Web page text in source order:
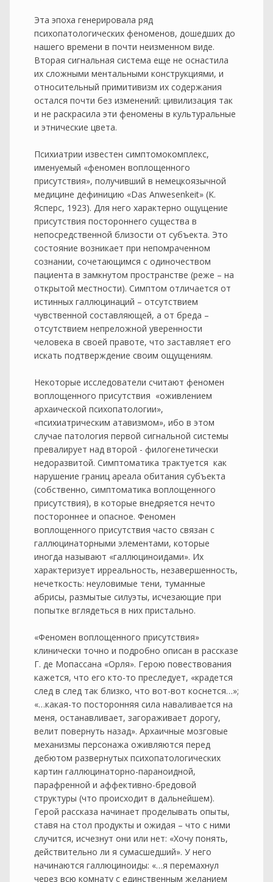
Эта эпоха генерировала ряд
психопатологических феноменов, дошедших до
нашего времени в почти неизменном виде.
Вторая сигнальная система еще не оснастила
их сложными ментальными конструкциями, и
относительный примитивизм их содержания
остался почти без изменений: цивилизация так
и не раскрасила эти феномены в культуральные
и этнические цвета.
Психиатрии известен симптомокомплекс,
именуемый «феномен воплощенного
присутствия», получивший в немецкоязычной
медицине дефиницию «Das Anwesenkeit» (К.
Ясперс, 1923). Для него характерно ощущение
присутствия постороннего существа в
непосредственной близости от субъекта. Это
состояние возникает при непомраченном
сознании, сочетающимся с одиночеством
пациента в замкнутом пространстве (реже – на
открытой местности). Симптом отличается от
истинных галлюцинаций – отсутствием
чувственной составляющей, а от бреда –
отсутствием непреложной уверенности
человека в своей правоте, что заставляет его
искать подтверждение своим ощущениям.
Некоторые исследователи считают феномен
воплощенного присутствия «оживлением
архаической психопатологии»,
«психиатрическим атавизмом», ибо в этом
случае патология первой сигнальной системы
превалирует над второй - филогенетически
недоразвитой. Симптоматика трактуется как
нарушение границ ареала обитания субъекта
(собственно, симптоматика воплощенного
присутствия), в которые внедряется нечто
постороннее и опасное. Феномен
воплощенного присутствия часто связан с
галлюцинаторными элементами, которые
иногда называют «галлюциноидами». Их
характеризует ирреальность, незавершенность,
нечеткость: неуловимые тени, туманные
абрисы, размытые силуэты, исчезающие при
попытке вглядеться в них пристально.
«Феномен воплощенного присутствия»
клинически точно и подробно описан в рассказе
Г. де Мопассана «Орля». Герою повествования
кажется, что его кто-то преследует, «крадется
след в след так близко, что вот-вот коснется…»;
«…какая-то посторонняя сила наваливается на
меня, останавливает, загораживает дорогу,
велит повернуть назад». Архаичные мозговые
механизмы персонажа оживляются перед
дебютом развернутых психопатологических
картин галлюцинаторно-параноидной,
парафренной и аффективно-бредовой
структуры (что происходит в дальнейшем).
Герой рассказа начинает проделывать опыты,
ставя на стол продукты и ожидая – что с ними
случится, исчезнут они или нет: «Хочу понять,
действительно ли я сумасшедший». У него
начинаются галлюциноиды: «…я перемахнул
через всю комнату с единственным желанием